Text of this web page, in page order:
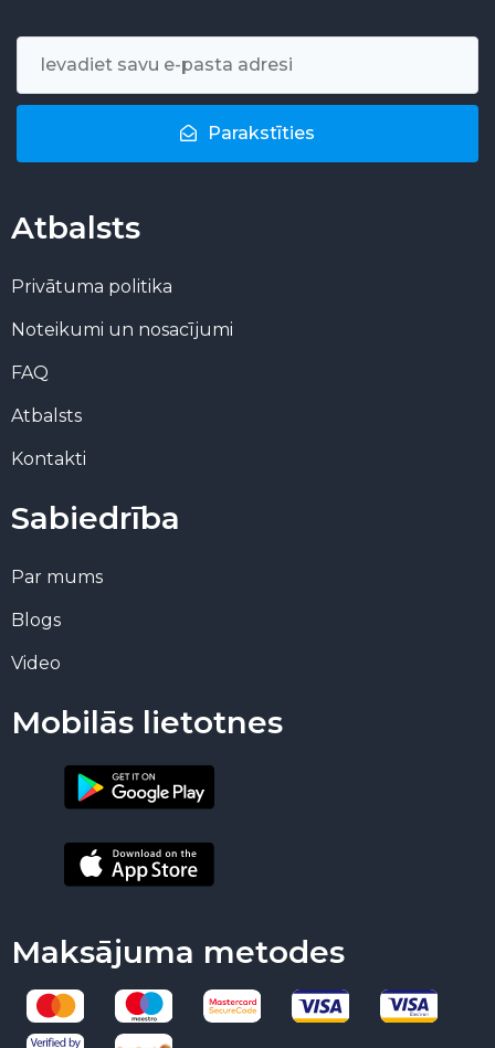
Parakstīties
Atbalsts
Privātuma politika
Noteikumi un nosacījumi
FAQ
Atbalsts
Kontakti
Sabiedrība
Par mums
Blogs
Video
Mobilās lietotnes
Maksājuma metodes